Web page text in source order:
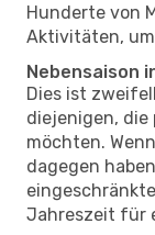
Hunderte von
Aktivitäten,
Nebensaison
Dies ist
diejenigen, die
möchten.
dagegen
Jahreszeit für